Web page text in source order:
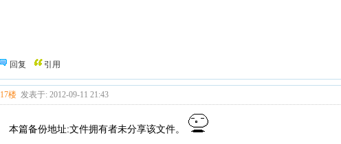
回复 引用
17楼 发表于: 2012-09-11 21:43
本篇备份地址:文件拥有者未分享该文件。